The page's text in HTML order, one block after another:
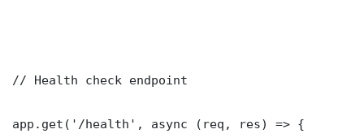
// Health check endpoint
app.get('/health', async (req, res) => {